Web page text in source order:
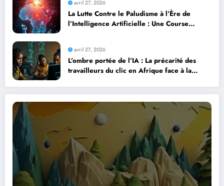
avril 27, 2026
La Lutte Contre le Paludisme à l’Ère de
l’Intelligence Artificielle : Une Course
avril 27, 2026
L’ombre portée de l’IA : La précarité des
travailleurs du clic en Afrique face à la